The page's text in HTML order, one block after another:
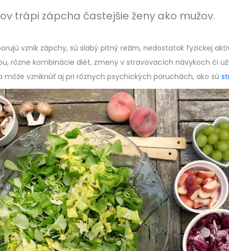
trápi zápcha častejšie ženy ako mužov.
vznik zápchy, sú slabý pitný režim, nedostatok fyzickej
rôzne kombinácie diét, zmeny v stravovacích návykoch či
môže vzniknúť aj pri rôznych psychických poruchách, ako sú